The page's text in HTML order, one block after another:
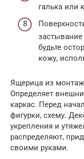
галька или
застывание
будьте
кожу,
Ящерица из
Определяет
каркас. Перед
фигурки, схему.
укрепления и
распределяют,
своими руками.